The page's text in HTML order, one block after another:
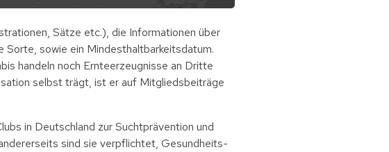
Sätze etc.), die Informationen über
sowie ein Mindesthaltbarkeitsdatum.
handeln noch Ernteerzeugnisse an Dritte
selbst trägt, ist er auf Mitgliedsbeiträge
in Deutschland zur Suchtprävention und
sind sie verpflichtet, Gesundheits-